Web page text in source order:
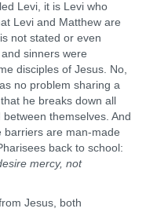
Levi, it is Levi who
Levi and Matthew are
not stated or even
sinners were
disciples of Jesus. No,
no problem sharing a
he breaks down all
themselves. And
barriers are man-made
back to school:
mercy, not
Jesus, both